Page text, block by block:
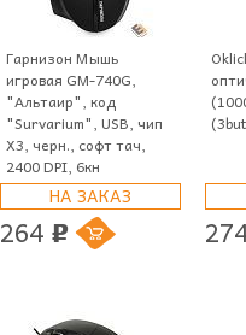
Гарнизон Мышь
игровая GM-740G,
"Альтаир", код
"Survarium", USB, чип
Х3, черн., софт тач,
2400 DPI, 6кн
НА ЗАКАЗ
264 p